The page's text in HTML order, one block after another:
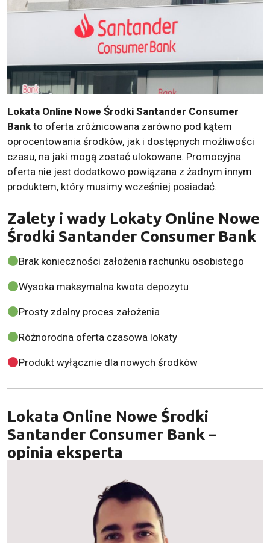
Lokata Online Nowe Środki Santander Consumer
Bank to oferta zróżnicowana zarówno pod kątem
oprocentowania środków, jak i dostępnych możliwości
czasu, na jaki mogą zostać ulokowane. Promocyjna
oferta nie jest dodatkowo powiązana z żadnym innym
produktem, który musimy wcześniej posiadać.
Zalety i wady Lokaty Online Nowe
Środki Santander Consumer Bank
Brak konieczności założenia rachunku osobistego
Wysoka maksymalna kwota depozytu
Prosty zdalny proces założenia
Różnorodna oferta czasowa lokaty
Produkt wyłącznie dla nowych środków
Lokata Online Nowe Środki
Santander Consumer Bank –
opinia eksperta